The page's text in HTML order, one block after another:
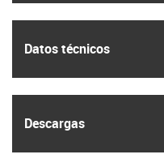
Datos técnicos
Descargas